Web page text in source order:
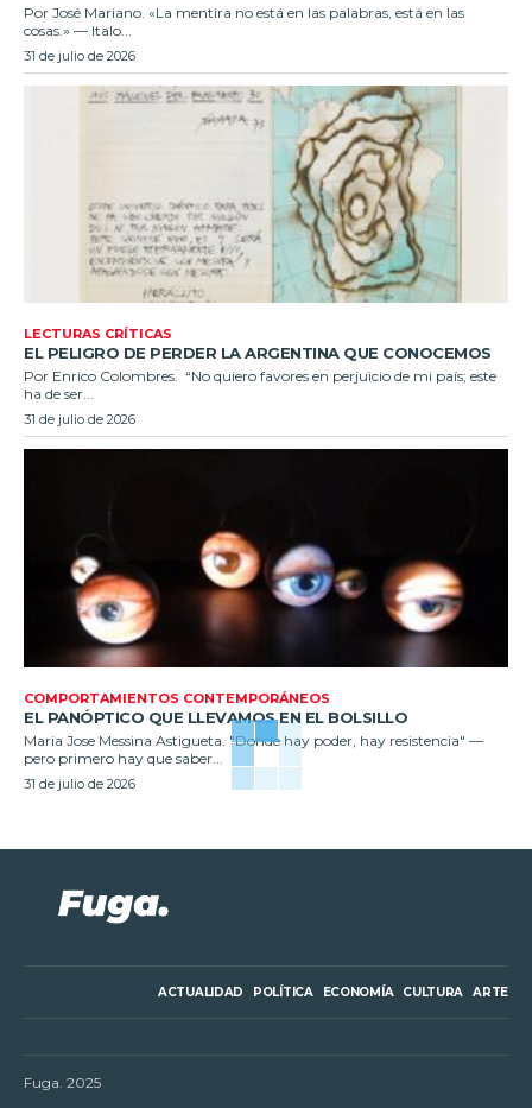
Por José Mariano. «La mentira no está en las palabras, está en las
cosas.» — Italo...
31 de julio de 2026
LECTURAS CRÍTICAS
EL PELIGRO DE PERDER LA ARGENTINA QUE CONOCEMOS
Por Enrico Colombres. “No quiero favores en perjuicio de mi país; este
ha de ser...
31 de julio de 2026
COMPORTAMIENTOS CONTEMPORÁNEOS
EL PANÓPTICO QUE LLEVAMOS EN EL BOLSILLO
Maria Jose Messina Astigueta. "Donde hay poder, hay resistencia" —
pero primero hay que saber...
31 de julio de 2026
ACTUALIDAD POLÍTICA ECONOMÍA CULTURA ARTE
Fuga. 2025